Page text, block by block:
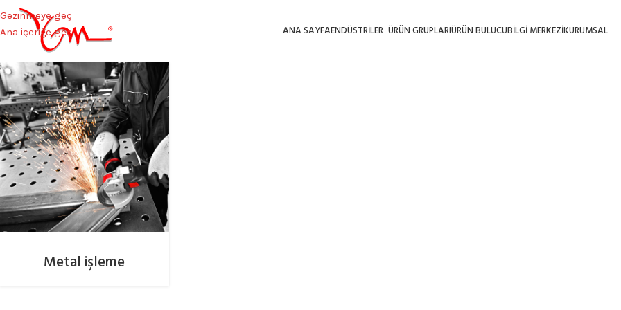
Gezinmeye geç
Ana içeriğe geç
ANA SAYFAENDÜSTRILER ÜRÜN GRUPLARIÜRÜN BULUCUBILGI MERKEZIKURUMSAL
Metal işleme